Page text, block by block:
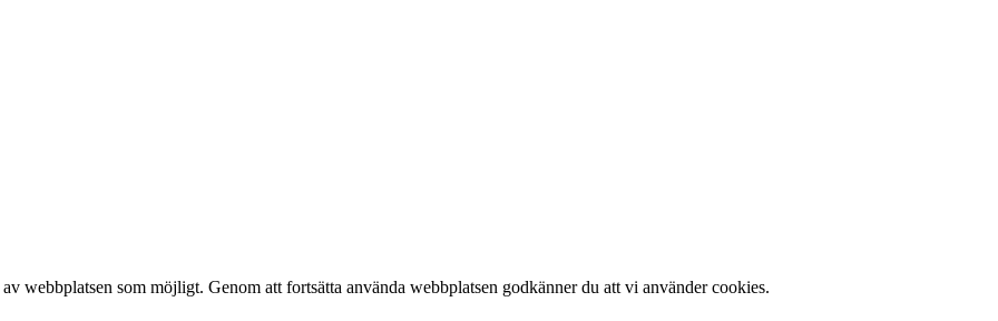
webbplatsen som möjligt. Genom att fortsätta använda webbplatsen godkänner du att vi använder cookies.